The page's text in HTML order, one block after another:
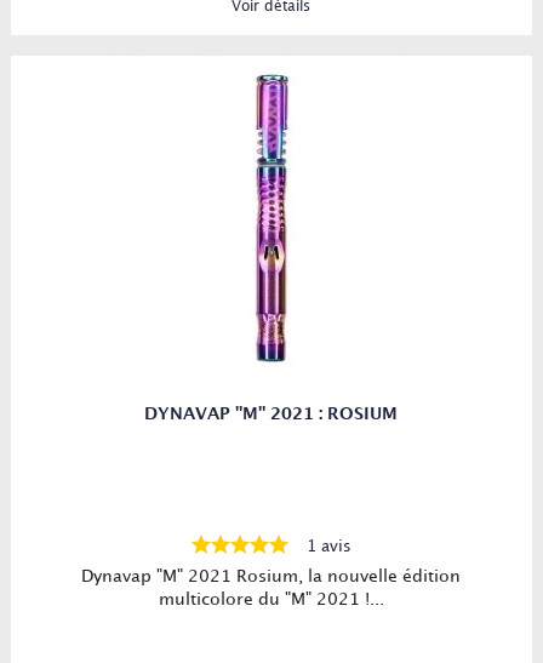
Voir détails
DYNAVAP "M" 2021 : ROSIUM
1 avis
Dynavap "M" 2021 Rosium, la nouvelle édition
multicolore du "M" 2021 !...